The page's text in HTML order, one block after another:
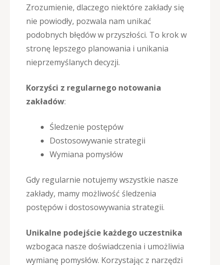
Zrozumienie, dlaczego niektóre zakłady się
nie powiodły, pozwala nam unikać
podobnych błędów w przyszłości. To krok w
stronę lepszego planowania i unikania
nieprzemyślanych decyzji.
Korzyści z regularnego notowania
zakładów:
Śledzenie postępów
Dostosowywanie strategii
Wymiana pomysłów
Gdy regularnie notujemy wszystkie nasze
zakłady, mamy możliwość śledzenia
postępów i dostosowywania strategii.
Unikalne podejście każdego uczestnika
wzbogaca nasze doświadczenia i umożliwia
wymianę pomysłów. Korzystając z narzędzi